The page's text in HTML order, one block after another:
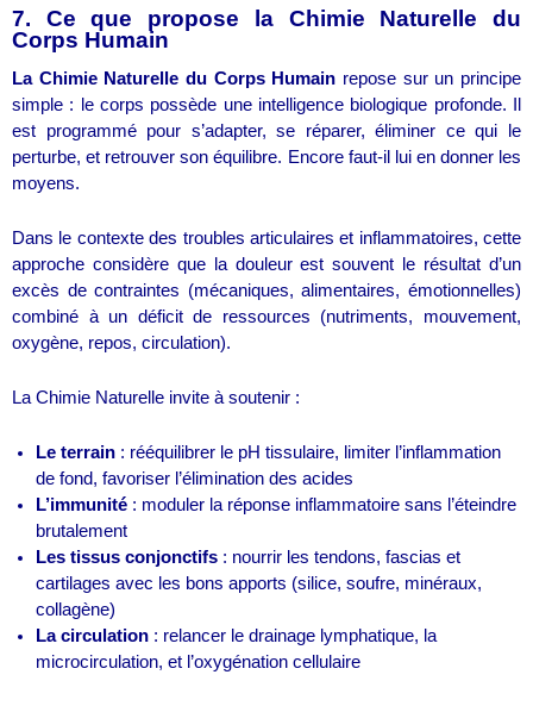
7. Ce que propose la Chimie Naturelle du
Corps Humain
La Chimie Naturelle du Corps Humain repose sur un principe
simple : le corps possède une intelligence biologique profonde. Il
est programmé pour s’adapter, se réparer, éliminer ce qui le
perturbe, et retrouver son équilibre. Encore faut-il lui en donner les
moyens.
Dans le contexte des troubles articulaires et inflammatoires, cette
approche considère que la douleur est souvent le résultat d’un
excès de contraintes (mécaniques, alimentaires, émotionnelles)
combiné à un déficit de ressources (nutriments, mouvement,
oxygène, repos, circulation).
La Chimie Naturelle invite à soutenir :
Le terrain : rééquilibrer le pH tissulaire, limiter l’inflammation
de fond, favoriser l’élimination des acides
L’immunité : moduler la réponse inflammatoire sans l’éteindre
brutalement
Les tissus conjonctifs : nourrir les tendons, fascias et
cartilages avec les bons apports (silice, soufre, minéraux,
collagène)
La circulation : relancer le drainage lymphatique, la
microcirculation, et l’oxygénation cellulaire